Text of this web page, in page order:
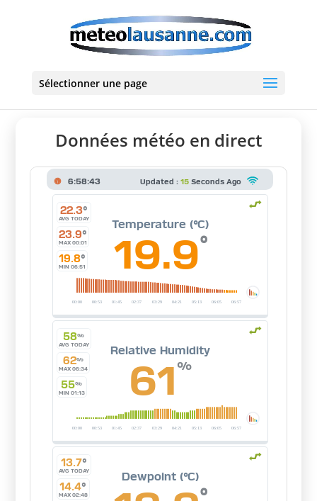
Sélectionner une page
Données météo en direct